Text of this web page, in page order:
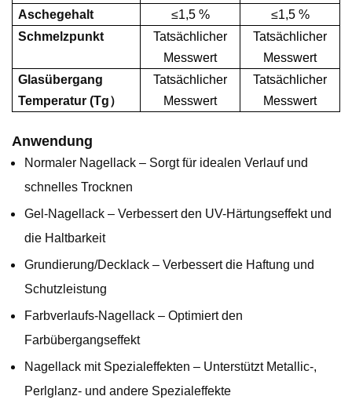
Aschegehalt ≤1,5 % ≤1,5 %
Schmelzpunkt
Tatsächlicher
Messwert
Tatsächlicher
Messwert
Glasübergang
Temperatur (Tg）
Tatsächlicher
Messwert
Tatsächlicher
Messwert
Anwendung
Normaler Nagellack – Sorgt für idealen Verlauf und
schnelles Trocknen
Gel-Nagellack – Verbessert den UV-Härtungseffekt und
die Haltbarkeit
Grundierung/Decklack – Verbessert die Haftung und
Schutzleistung
Farbverlaufs-Nagellack – Optimiert den
Farbübergangseffekt
Nagellack mit Spezialeffekten – Unterstützt Metallic-,
Perlglanz- und andere Spezialeffekte